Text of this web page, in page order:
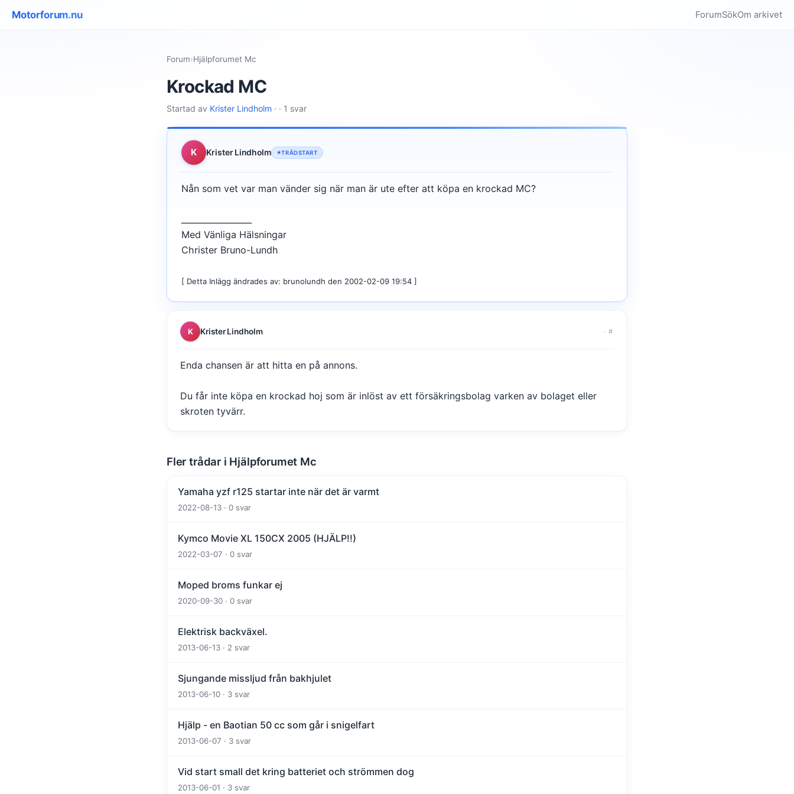
Motorforum.nu ForumSökOm arkivet
Forum›Hjälpforumet Mc
Krockad MC
Startad av Krister Lindholm · · 1 svar
K Krister Lindholm TRÅDSTART
Nån som vet var man vänder sig när man är ute efter att köpa en krockad MC?
Med Vänliga Hälsningar
Christer Bruno-Lundh
[ Detta Inlägg ändrades av: brunolundh den 2002-02-09 19:54 ]
K Krister Lindholm · #
Enda chansen är att hitta en på annons.
Du får inte köpa en krockad hoj som är inlöst av ett försäkringsbolag varken av bolaget eller
skroten tyvärr.
Fler trådar i Hjälpforumet Mc
Yamaha yzf r125 startar inte när det är varmt
2022-08-13 · 0 svar
Kymco Movie XL 150CX 2005 (HJÄLP!!)
2022-03-07 · 0 svar
Moped broms funkar ej
2020-09-30 · 0 svar
Elektrisk backväxel.
2013-06-13 · 2 svar
Sjungande missljud från bakhjulet
2013-06-10 · 3 svar
Hjälp - en Baotian 50 cc som går i snigelfart
2013-06-07 · 3 svar
Vid start small det kring batteriet och strömmen dog
2013-06-01 · 3 svar